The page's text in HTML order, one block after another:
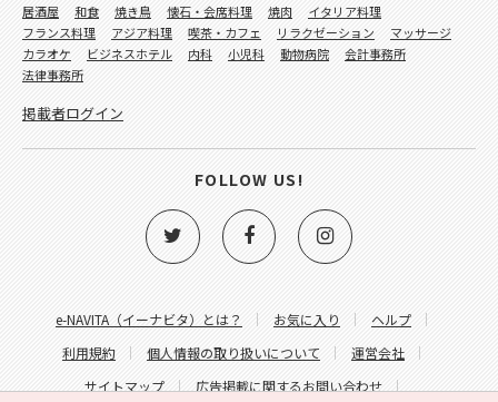
e-NAVITA（イーナビタ）とは？ お気に入り
ヘルプ
利用規約
個人情報の取り扱いについて
運営会社
サイトマップ
広告掲載に関するお問い合わせ
居酒屋 和食 焼き鳥 懐石・会席料理 焼肉
イタリア料理
フランス料理
アジア料理 喫茶・カフェ リラクゼーション
マッサージ
カラオケ
ビジネスホテル 内科 小児科 動物病院
会計事務所
法律事務所
掲載者ログイン
FOLLOW US!